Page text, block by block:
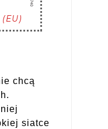
chcą
siatce